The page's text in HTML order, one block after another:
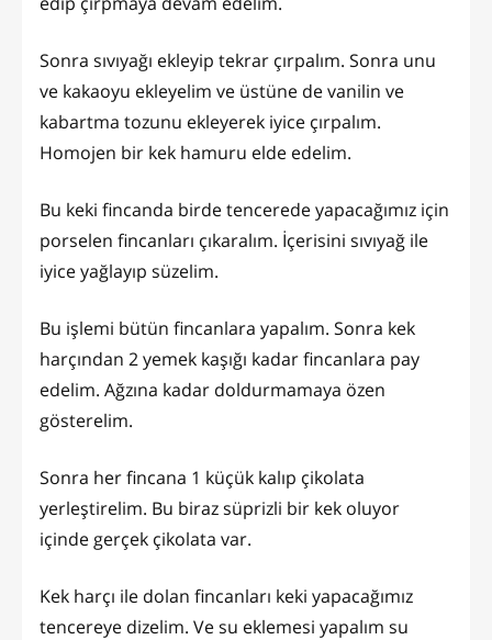
Sonra sıvıyağı ekleyip tekrar çırpalım. Sonra unu
ve kakaoyu ekleyelim ve üstüne de vanilin ve
kabartma tozunu ekleyerek iyice çırpalım.
Homojen bir kek hamuru elde edelim.
Bu keki fincanda birde tencerede yapacağımız için
porselen fincanları çıkaralım. İçerisini sıvıyağ ile
iyice yağlayıp süzelim.
Bu işlemi bütün fincanlara yapalım. Sonra kek
harçından 2 yemek kaşığı kadar fincanlara pay
edelim. Ağzına kadar doldurmamaya özen
gösterelim.
Sonra her fincana 1 küçük kalıp çikolata
yerleştirelim. Bu biraz süprizli bir kek oluyor
içinde gerçek çikolata var.
Kek harçı ile dolan fincanları keki yapacağımız
tencereye dizelim. Ve su eklemesi yapalım su